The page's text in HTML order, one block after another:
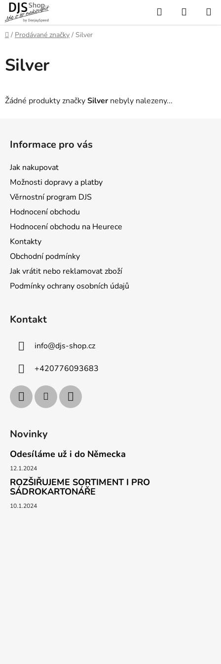
Přejít
na
obsah
Hledat
KOŠÍK
Domů
/ Prodávané značky / Silver
Silver
Žádné produkty značkySilver nebyly nalezeny...
Informace pro vás
Jak nakupovat
Možnosti dopravy a platby
Věrnostní program DJS
Hodnocení obchodu
Hodnocení obchodu na Heurece
Kontakty
Obchodní podmínky
Jak vrátit nebo reklamovat zboží
Podmínky ochrany osobních údajů
Kontakt
info@djs-shop.cz
+420776093683
Novinky
Odesíláme už i do Německa
12.1.2024
ROZŠIŘUJEME SORTIMENT I PRO
SÁDROKARTONÁŘE
10.1.2024